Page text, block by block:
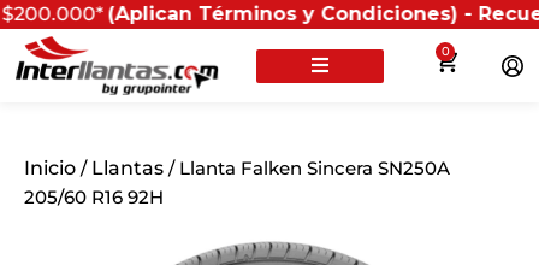
(Aplican Términos y Condiciones) - Recuerda
0
Inicio / Llantas / Llanta Falken Sincera SN250A
205/60 R16 92H